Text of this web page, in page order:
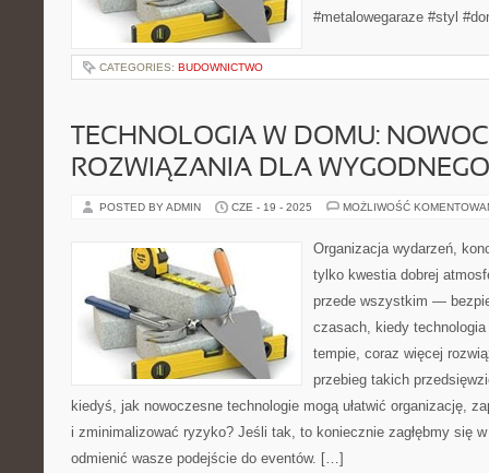
#metalowegaraze #styl
CATEGORIES: BUDOWNICTWO
TECHNOLOGIA W DOMU:
ROZWIĄZANIA DLA
POSTED BY ADMIN CZE - 19 - 2025 MOŻLIWOŚĆ
Organizacja wydarzeń,
tylko kwestia dobrej
przede wszystkim —
czasach, kiedy
tempie, coraz więcej
przebieg takich
kiedyś, jak nowoczesne technologie mogą ułatwić organizację,
i zminimalizować ryzyko? Jeśli tak, to koniecznie zagłębmy się
odmienić wasze podejście do eventów. […]